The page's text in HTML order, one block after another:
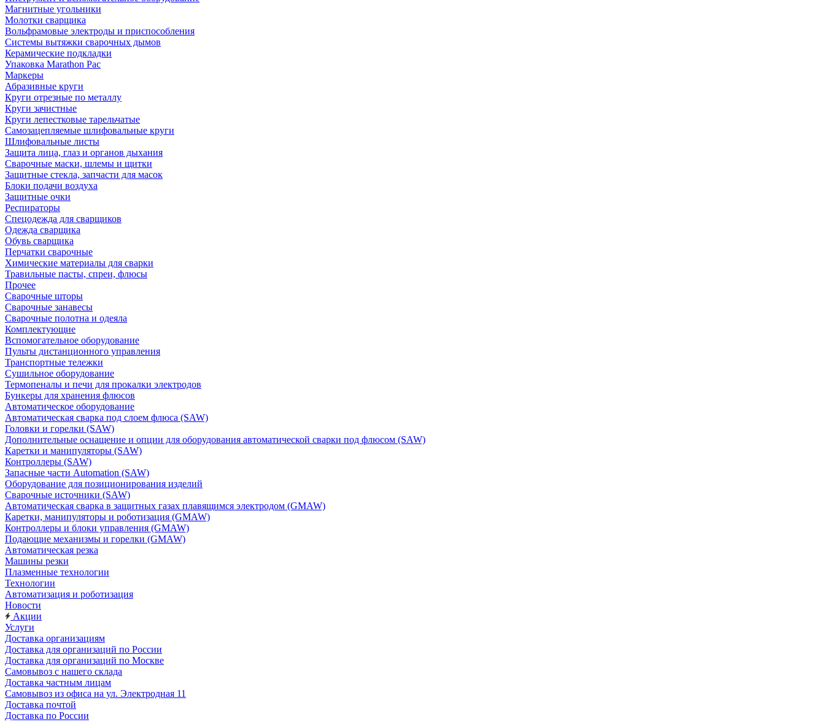
Магнитные угольники
Молотки сварщика
Вольфрамовые электроды и приспособления
Системы вытяжки сварочных дымов
Керамические подкладки
Упаковка Marathon Pac
Маркеры
Абразивные круги
Круги отрезные по металлу
Круги зачистные
Круги лепестковые тарельчатые
Самозацепляемые шлифовальные круги
Шлифовальные листы
Защита лица, глаз и органов дыхания
Сварочные маски, шлемы и щитки
Защитные стекла, запчасти для масок
Блоки подачи воздуха
Защитные очки
Респираторы
Спецодежда для сварщиков
Одежда сварщика
Обувь сварщика
Перчатки сварочные
Химические материалы для сварки
Травильные пасты, спреи, флюсы
Прочее
Сварочные шторы
Сварочные занавесы
Сварочные полотна и одеяла
Комплектующие
Вспомогательное оборудование
Пульты дистанционного управления
Транспортные тележки
Сушильное оборудование
Термопеналы и печи для прокалки электродов
Бункеры для хранения флюсов
Автоматическое оборудование
Автоматическая сварка под слоем флюса (SAW)
Головки и горелки (SAW)
Дополнительные оснащение и опции для оборудования автоматической сварки под флюсом (SAW)
Каретки и манипуляторы (SAW)
Контроллеры (SAW)
Запасные части Automation (SAW)
Оборудование для позиционирования изделий
Сварочные источники (SAW)
Автоматическая сварка в защитных газах плавящимся электродом (GMAW)
Каретки, манипуляторы и роботизация (GMAW)
Контроллеры и блоки управления (GMAW)
Подающие механизмы и горелки (GMAW)
Автоматическая резка
Машины резки
Плазменные технологии
Технологии
Автоматизация и роботизация
Новости
Акции
Услуги
Доставка организациям
Доставка для организаций по России
Доставка для организаций по Москве
Самовывоз с нашего склада
Доставка частным лицам
Самовывоз из офиса на ул. Электродная 11
Доставка почтой
Доставка по России